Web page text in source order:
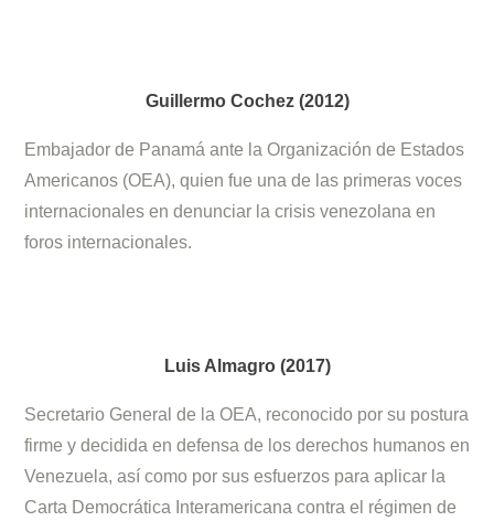
Guillermo Cochez (2012)
Embajador de Panamá ante la Organización de Estados
Americanos (OEA), quien fue una de las primeras voces
internacionales en denunciar la crisis venezolana en
foros internacionales.
Luis Almagro (2017)
Secretario General de la OEA, reconocido por su postura
firme y decidida en defensa de los derechos humanos en
Venezuela, así como por sus esfuerzos para aplicar la
Carta Democrática Interamericana contra el régimen de